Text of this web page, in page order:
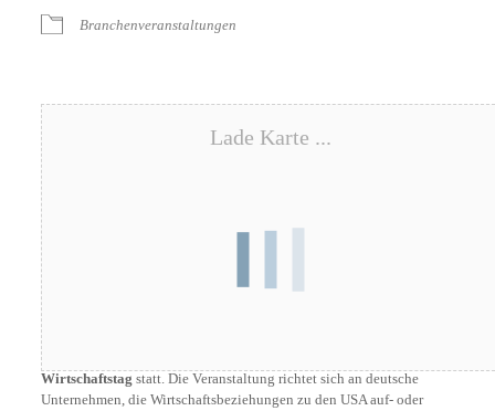
Branchenveranstaltungen
Lade Karte ...
Am 4. Juni 2019 findet in Potsdam der
Wirtschaftstag statt. Die Veranstaltung richtet sich an deutsche
Unternehmen, die Wirtschaftsbeziehungen zu den USA auf- oder